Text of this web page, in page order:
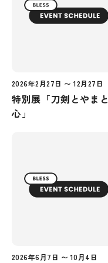
2026年2月27日 〜 12月27日
特別展「刀剣とやまと
心」
2026年6月7日 〜 10月4日